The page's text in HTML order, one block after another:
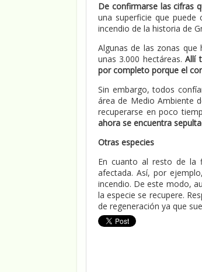
De confirmarse las cifras
una superficie que
incendio de la historia de
Algunas de las zonas
unas 3.000 hectáreas.Allí
por completo porque el
Sin embargo, todos
área de Medio Ambiente
recuperarse en poco
ahora se encuentra
Otras especies
En cuanto al resto de la
afectada. Así, por
incendio. De este modo,
la especie se recupere.
de regeneración ya que